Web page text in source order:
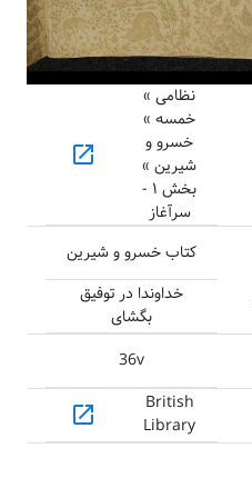
نظامی »
خمسه »
خسرو و
شیرین »
بخش ۱ -
سرآغاز
open_in_new
کتاب خسرو و شیرین
خداوندا در توفیق
بگشای
36v
British
Library
open_in_new